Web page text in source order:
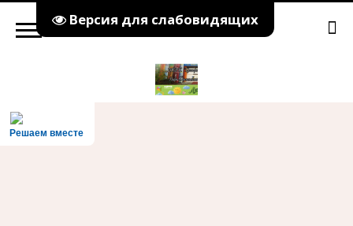
Версия для слабовидящих
Решаем вместе